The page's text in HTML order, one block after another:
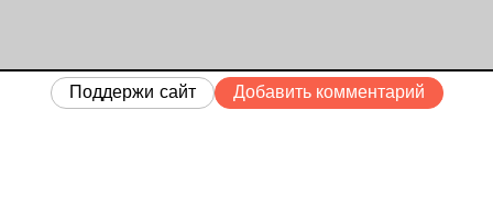
Поддержи сайт Добавить комментарий